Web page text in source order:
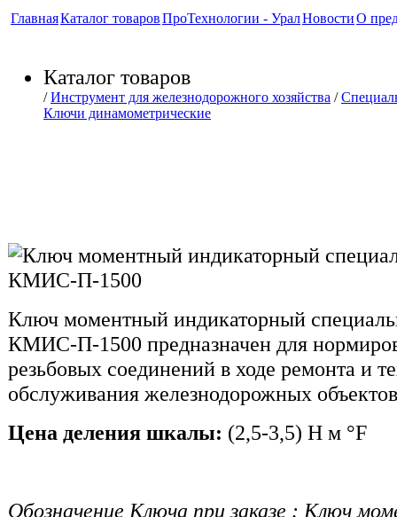
ГлавнаяКаталог товаровПроТехнологии - УралНовостиО
Каталог товаров
/Инструмент для железнодорожного хозяйства /
Ключи динамометрические
Ключ моментный индикаторный
КМИС-П-1500 предназначен для
резьбовых соединений в ходе ремонта и
обслуживания железнодорожных
Цена деления шкалы: (2,5-3,5) Н м °F
Обозначение Ключа при заказе : Ключ